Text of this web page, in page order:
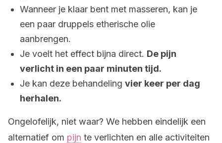
Wanneer je klaar bent met masseren, kan je
een paar druppels etherische olie
aanbrengen.
Je voelt het effect bijna direct. De pijn
verlicht in een paar minuten tijd.
Je kan deze behandeling vier keer per dag
herhalen.
Ongelofelijk, niet waar? We hebben eindelijk een
alternatief om pijn te verlichten en alle activiteiten